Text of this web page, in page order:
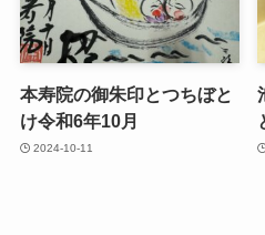
本寿院の御朱印とつちぼと
け令和6年10月
2024-10-11